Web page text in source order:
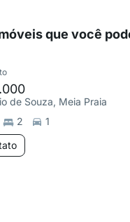
que você
de Souza, Meia Praia
2
1